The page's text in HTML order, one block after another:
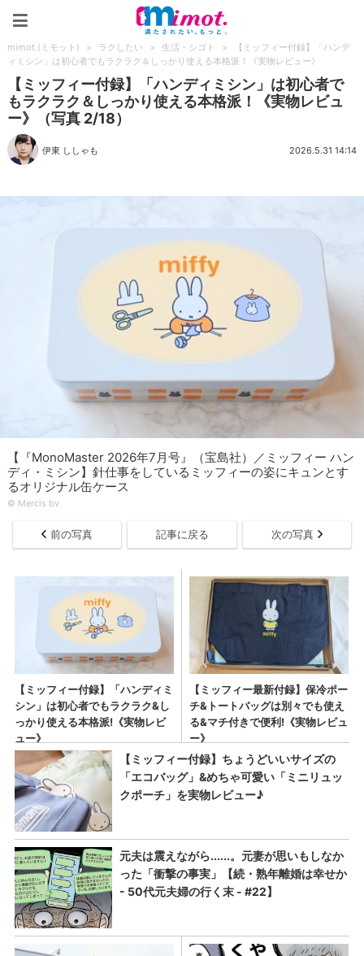
mimot.(ミモット) > ラクしたい > 生活・シゴト >
【ミッフィー付録】「ハンデ
ィミシン」は初心者でもラクラク＆しっかり使える本格派！《実物レビュー》
【ミッフィー付録】「ハンディミシン」は初心者で
もラクラク＆しっかり使える本格派！《実物レビュ
ー》（写真 2/18）
伊東 ししゃも 2026.5.31 14:14
【『MonoMaster 2026年7月号』（宝島社）／ミッフィー ハン
ディ・ミシン】針仕事をしているミッフィーの姿にキュンとす
るオリジナル缶ケース
© Mercis bv
前の写真 記事に戻る 次の写真